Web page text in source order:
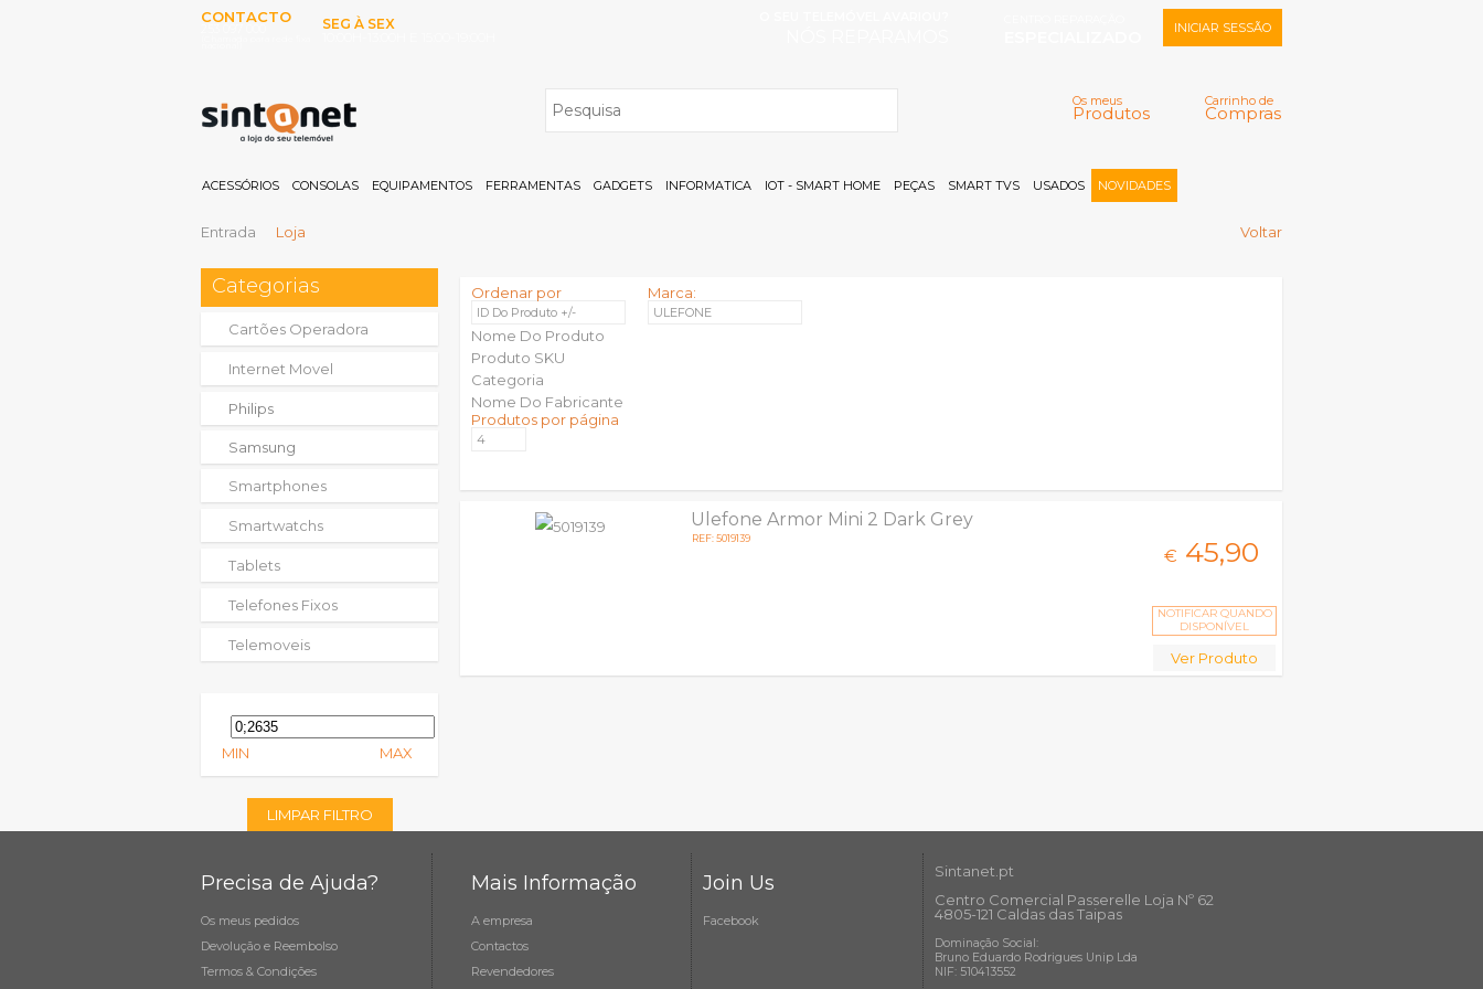
CONTACTO
SEG À SEX
Carrinho de
Compras
Os meus
Produtos
INICIAR SESSÃO
Memorizar
Registar |
ACESSÓRIOS CONSOLAS EQUIPAMENTOS FERRAMENTAS GADGETS INFORMATICA IOT - SMART HOME PEÇAS SMART TVS USADOS NOVIDADES
Entrada Loja Voltar
Categorias
Cartões Operadora
Internet Movel
Philips
Samsung
Smartphones
Smartwatchs
Tablets
Telefones Fixos
Telemoveis
MIN MAX
LIMPAR FILTRO
Ordenar por
ID Do Produto +/-
Nome Do Produto
Produto SKU
Categoria
Nome Do Fabricante
Marca:
ULEFONE
Produtos por página
Ulefone Armor Mini 2 Dark Grey
REF: 5019139
€ 45,90
NOTIFICAR QUANDO
DISPONÍVEL
Ver Produto
Precisa de Ajuda?
Os meus pedidos
Devolução e Reembolso
Termos & Condições
Mais Informação
A empresa
Contactos
Revendedores
Join Us
Facebook
Sintanet.pt
Centro Comercial Passerelle Loja Nº 62
4805-121 Caldas das Taipas
Dominação Social:
Bruno Eduardo Rodrigues Unip Lda
NIF: 510413552